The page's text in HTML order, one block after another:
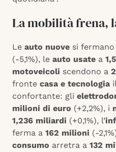
La mobilità frena,
Le auto nuove si fermano
(-5,1%), le auto usate a
motoveicoli scendono a
fronte casa e tecnologia
confortante: gli
milioni di euro (+2,2%), i
1,236 miliardi (+0,1%), l’
ferma a 162 milioni (-
consumo arretra a 132